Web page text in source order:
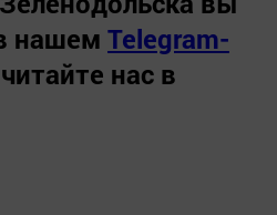
нашем Telegram-
нас в